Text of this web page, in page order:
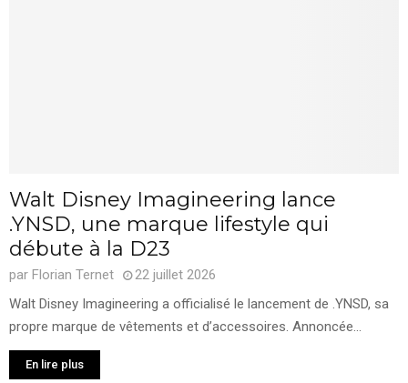
Walt Disney Imagineering lance
.YNSD, une marque lifestyle qui
débute à la D23
par Florian Ternet
22 juillet 2026
Walt Disney Imagineering a officialisé le lancement de .YNSD, sa
propre marque de vêtements et d’accessoires. Annoncée...
En lire plus